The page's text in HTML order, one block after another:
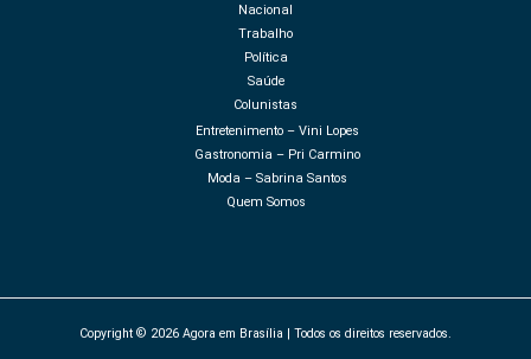
Nacional
Trabalho
Política
Saúde
Colunistas
Entretenimento – Vini Lopes
Gastronomia – Pri Carmino
Moda – Sabrina Santos
Quem Somos
Copyright © 2026 Agora em Brasília | Todos os direitos reservados.